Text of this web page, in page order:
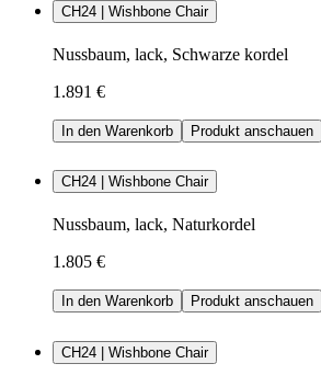
CH24 | Wishbone Chair
Nussbaum, lack, Schwarze kordel
1.891 €
In den Warenkorb Produkt anschauen
CH24 | Wishbone Chair
Nussbaum, lack, Naturkordel
1.805 €
In den Warenkorb Produkt anschauen
CH24 | Wishbone Chair